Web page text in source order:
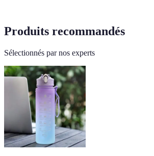
Produits recommandés
Sélectionnés par nos experts